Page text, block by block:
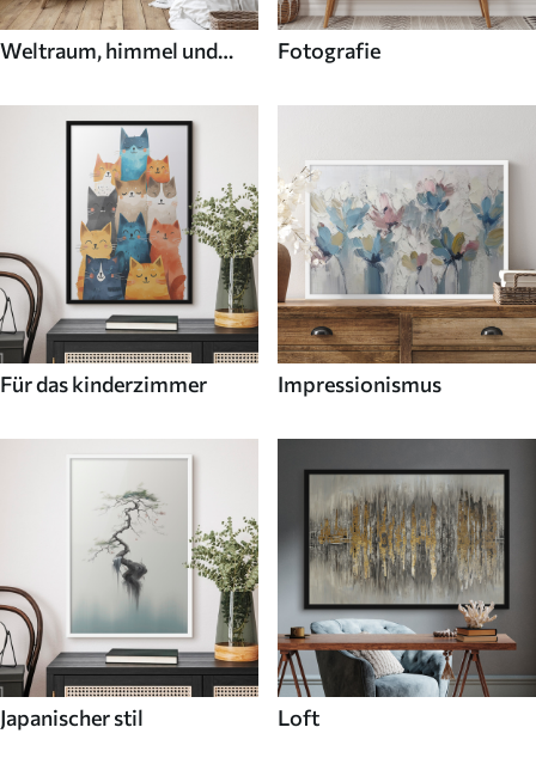
Weltraum, himmel und
Fotografie
Für das kinderzimmer Impressionismus
Japanischer stil Loft